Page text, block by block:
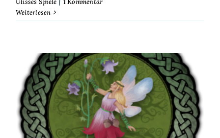
Ulisses Spiele | 1 Kommentar
Weiterlesen
DSA: Feenspuren